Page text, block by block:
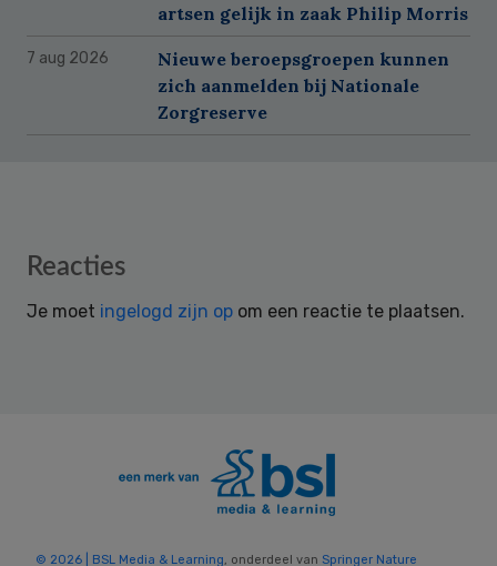
artsen gelijk in zaak Philip Morris
7 aug 2026
Nieuwe beroepsgroepen kunnen
zich aanmelden bij Nationale
Zorgreserve
Reader
Reacties
Je moet ingelogd zijn op om een reactie te plaatsen.
© 2026 | BSL Media & Learning , onderdeel van Springer Nature